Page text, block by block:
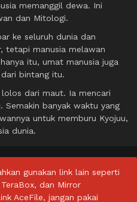
memanggil dewa. Ini
dan Mitologi.
ke seluruh dunia dan
tetapi manusia melawan
itu, umat manusia juga
bintang itu.
dari maut. Ia mencari
Semakin banyak waktu yang
untuk memburu Kyojuu,
dunia.
gunakan link lain seperti
dan Mirror
AceFile, jangan pakai